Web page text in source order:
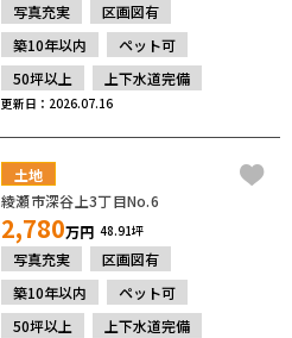
写真充実
区画図有
築10年以内
ペット可
50坪以上
上下水道完備
更新日：2026.07.16
土地
綾瀬市深谷上3丁目No.6
2,780万円 48.91坪
写真充実
区画図有
築10年以内
ペット可
50坪以上
上下水道完備